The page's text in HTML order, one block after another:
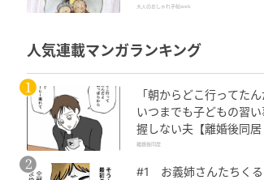
「熱」が教えてくれた
っ！』～vol.47
大人のおしゃれ手帖web
人気連載マンガランキング
「朝からどこ行ってたん
いつまでも子どもの習
握しない夫【離婚後同居
離婚後同居
#1 お義姉さんたちくる